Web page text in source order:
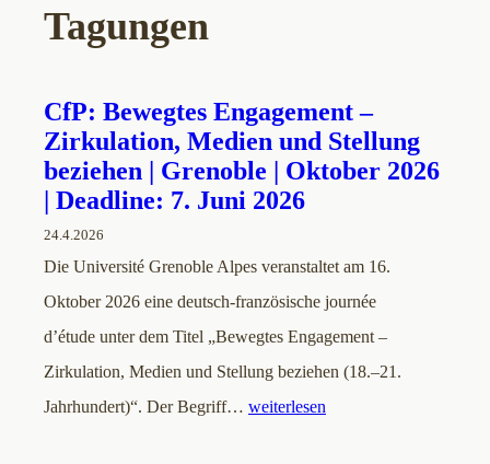
Tagungen
CfP: Bewegtes Engagement –
Zirkulation, Medien und Stellung
beziehen | Grenoble | Oktober 2026
| Deadline: 7. Juni 2026
24.4.2026
Die Université Grenoble Alpes veranstaltet am 16.
Oktober 2026 eine deutsch-französische journée
d’étude unter dem Titel „Bewegtes Engagement –
Zirkulation, Medien und Stellung beziehen (18.–21.
Jahrhundert)“. Der Begriff… weiterlesen